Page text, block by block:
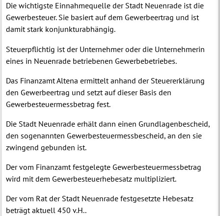
Die wichtigste Einnahmequelle der Stadt Neuenrade ist die
Gewerbesteuer. Sie basiert auf dem Gewerbeertrag und ist
damit stark konjunkturabhängig.
Steuerpflichtig ist der Unternehmer oder die Unternehmerin
eines in Neuenrade betriebenen Gewerbebetriebes.
Das Finanzamt Altena ermittelt anhand der Steuererklärung
den Gewerbeertrag und setzt auf dieser Basis den
Gewerbesteuermessbetrag fest.
Die Stadt Neuenrade erhält dann einen Grundlagenbescheid,
den sogenannten Gewerbesteuermessbescheid, an den sie
zwingend gebunden ist.
Der vom Finanzamt festgelegte Gewerbesteuermessbetrag
wird mit dem Gewerbesteuerhebesatz multipliziert.
Der vom Rat der Stadt Neuenrade festgesetzte Hebesatz
beträgt aktuell 450 v.H..